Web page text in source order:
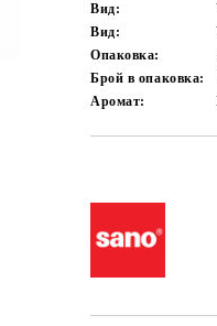
Вид:
Вид:
Опаковка:
Брой в опаковка:
Аромат: